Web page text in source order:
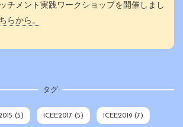
チメント実践ワークショップを開催しまし
らから。
タグ
(5) ICEE2017 (5) ICEE2019 (7)